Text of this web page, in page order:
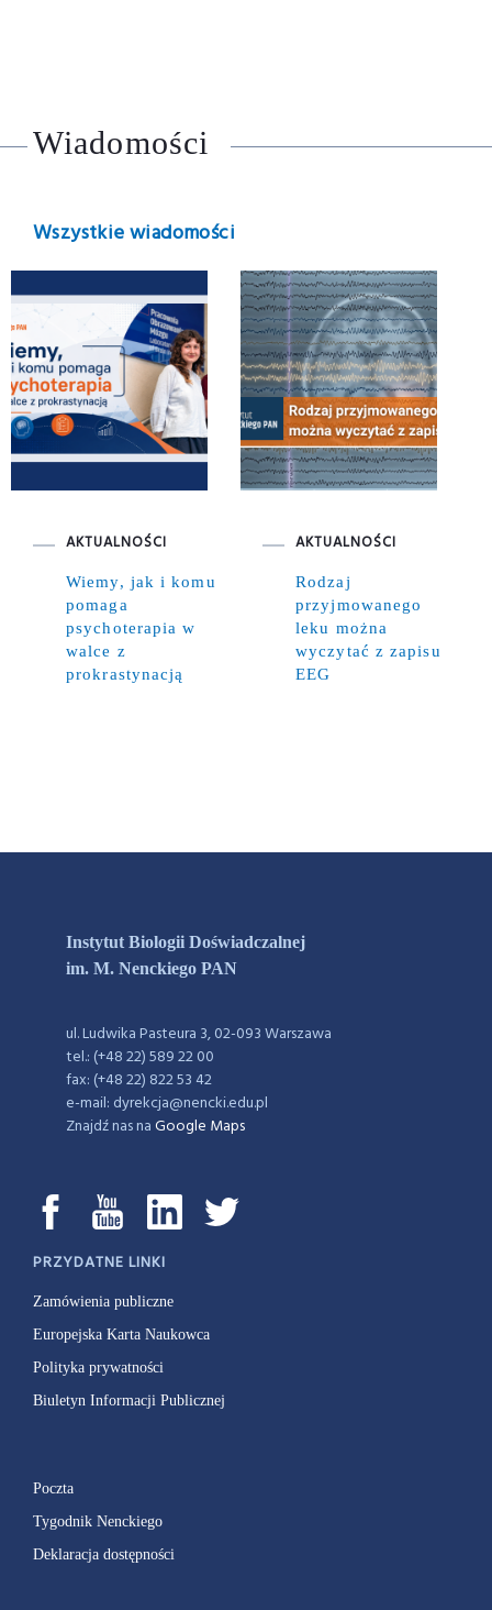
Wiadomości
Wszystkie wiadomości
AKTUALNOŚCI
Wiemy, jak i komu
pomaga
psychoterapia w
walce z
prokrastynacją
AKTUALNOŚCI
Rodzaj
przyjmowanego
leku można
wyczytać z zapisu
EEG
Instytut Biologii Doświadczalnej
im. M. Nenckiego PAN
ul. Ludwika Pasteura 3, 02-093 Warszawa
tel.: (+48 22) 589 22 00
fax: (+48 22) 822 53 42
e-mail: dyrekcja@nencki.edu.pl
Znajdź nas naGoogle Maps
PRZYDATNE LINKI
Zamówienia publiczne
Europejska Karta Naukowca
Polityka prywatności
Biuletyn Informacji Publicznej
Poczta
Tygodnik Nenckiego
Deklaracja dostępności